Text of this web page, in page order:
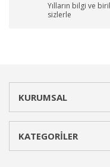
Yılların bilgi ve
sizlerle
KURUMSAL
KATEGORİLER